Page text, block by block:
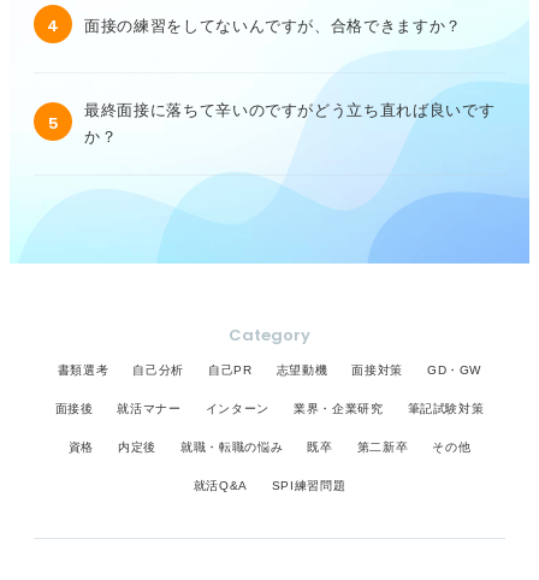
4 面接の練習をしてないんですが、合格できますか？
5
最終面接に落ちて辛いのですがどう立ち直れば良いです
か？
Category
書類選考 自己分析 自己PR 志望動機 面接対策 GD・GW
面接後 就活マナー インターン 業界・企業研究 筆記試験対策
資格 内定後 就職・転職の悩み 既卒 第二新卒 その他
就活Q&A SPI練習問題